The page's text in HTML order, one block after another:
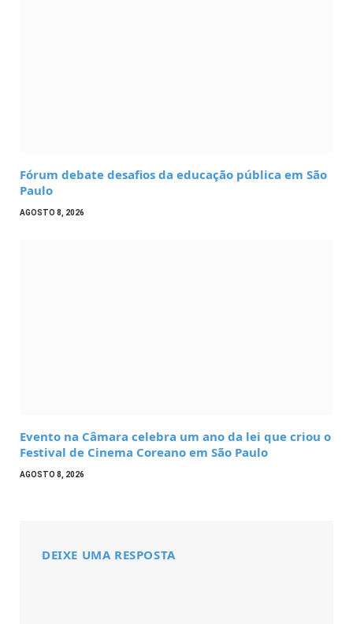
Fórum debate desafios da educação pública em São
Paulo
AGOSTO 8, 2026
Evento na Câmara celebra um ano da lei que criou o
Festival de Cinema Coreano em São Paulo
AGOSTO 8, 2026
DEIXE UMA RESPOSTA